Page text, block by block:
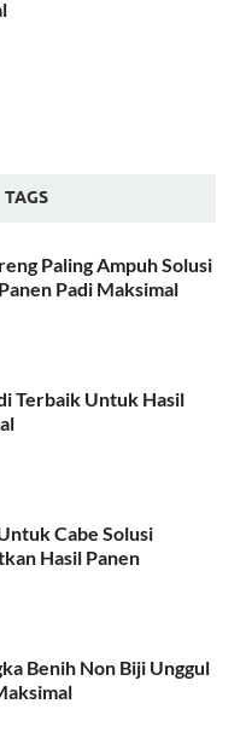
TAGS
Paling Ampuh Solusi
Padi Maksimal
Terbaik Untuk Hasil
Cabe Solusi
Hasil Panen
Benih Non Biji Unggul